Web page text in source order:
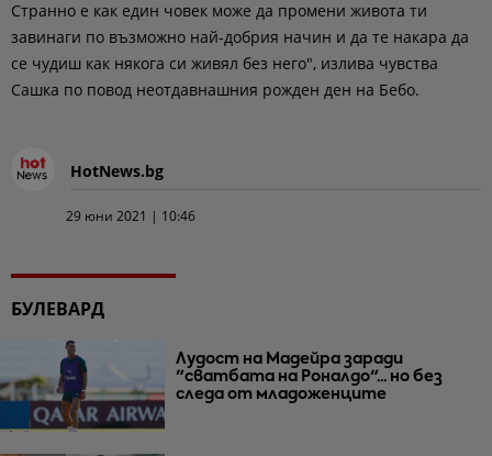
Странно е как един човек може да промени живота ти
завинаги по възможно най-добрия начин и да те накара да
се чудиш как някога си живял без него", излива чувства
Сашка по повод неотдавнашния рожден ден на Бебо.
HotNews.bg
29 юни 2021 | 10:46
БУЛЕВАРД
Лудост на Мадейра заради
"сватбата на Роналдо"... но без
следа от младоженците